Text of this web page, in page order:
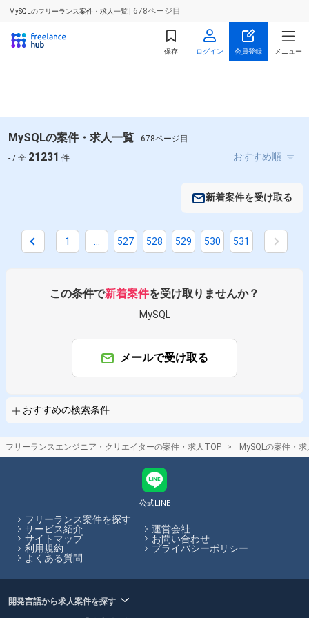
MySQLのフリーランス案件・求人一覧 | 678ページ目
保存 ログイン 会員登録 メニュー
MySQLの案件・求人一覧
678ページ目
- / 全 21231 件
新着案件を受け取る
1 527 528 529 530 531
この条件で新着案件を受け取りませんか？
MySQL
メールで受け取る
おすすめの検索条件
掛け合わせ条件で絞り込む
MySQL × サーバーサイドエンジニア
MySQL × バックエンドエンジニア
MySQL × サーバーエンジニア
特徴で絞り込む
その他の条件で検索する
その他開発言語・スキルから探す
PHP AWS Linux Java JavaScript
Laravel
React TypeScript Python
フリーランスエンジニア・クリエイターの案件・求人TOP MySQLの案件・求
公式LINE
フリーランス案件を探す
サービス紹介
運営会社
サイトマップ
お問い合わせ
利用規約
プライバシーポリシー
よくある質問
開発言語から求人案件を探す